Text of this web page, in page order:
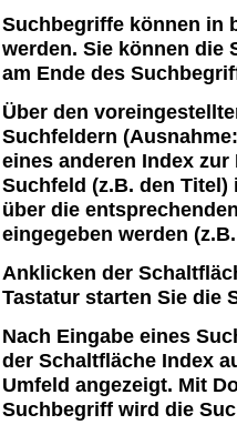
Suchbegriffe können in
werden. Sie können die
am Ende des
Über den
Suchfeldern
eines anderen Index
Suchfeld (z.B. den
über die
eingegeben werden
Anklicken der
Tastatur starten Sie die
Nach Eingabe eines
der Schaltfläche Index
Umfeld angezeigt. Mit
Suchbegriff wird die